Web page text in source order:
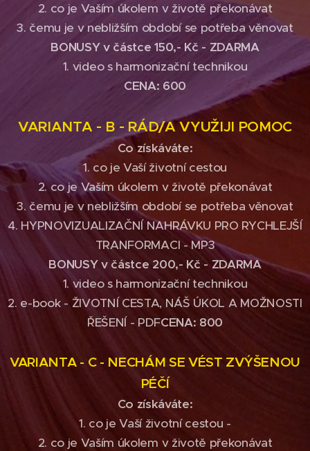
2. co je Vaším úkolem v životě překonávat
3. čemu je v nebližším období se potřeba věnovat
BONUSY v částce 150,- Kč - ZDARMA
1. video s harmonizační technikou
CENA: 600
VARIANTA - B - RÁD/A VYUŽIJI POMOC
Co získáváte:
1. co je Vaší životní cestou
2. co je Vaším úkolem v životě překonávat
3. čemu je v nebližším období se potřeba věnovat
4. HYPNOVIZUALIZAČNÍ NAHRÁVKU PRO RYCHLEJŠÍ
TRANFORMACI - MP3
BONUSY v částce 200,- Kč - ZDARMA
1. video s harmonizační technikou
2. e-book - ŽIVOTNÍ CESTA, NÁŠ ÚKOL A MOŽNOSTI
ŘEŠENÍ - PDFCENA: 800
VARIANTA - C - NECHÁM SE VÉST ZVÝŠENOU
PÉČÍ
Co získáváte:
1. co je Vaší životní cestou -
2. co je Vaším úkolem v životě překonávat